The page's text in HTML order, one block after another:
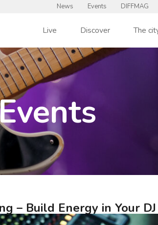
News Events DIFFMAG
Live Discover The
– Build Energy in Your